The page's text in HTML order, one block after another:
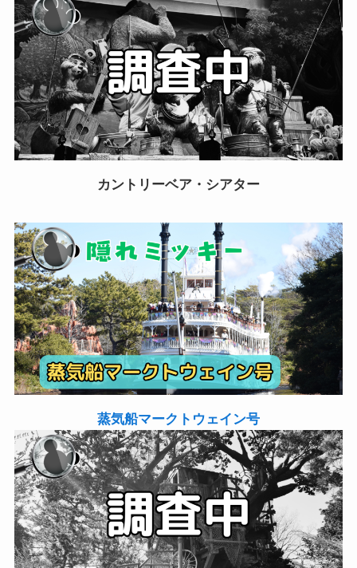
カントリーベア・シアター
蒸気船マークトウェイン号